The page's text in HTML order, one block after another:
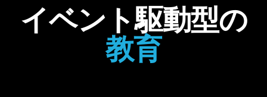
イベント駆動型の
教育